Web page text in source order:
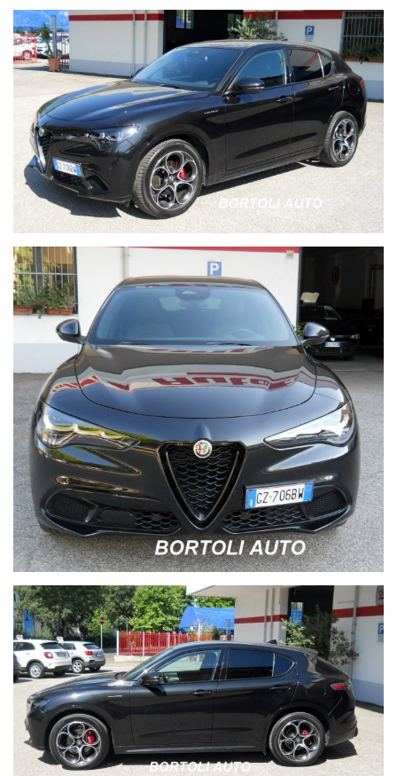
parcheggio anteriori e posteriori,avviso superamento corsia e
distanza, hands free,autoradio Dab,sedili posteriori
abbattibili,specchio interno elettrocromatico.
Prima della consegna verrà eseguito un tagliando completo di
meccanica.
Vettura ufficiale Alfa Romeo Italia.
Chilometraggio certificato.
Igienizzazione degli interni e lucidatura dell’esterno eseguita
dalla nostra carrozzeria.
Garanzia Alfa Romeo Italia fino a Marzo 2027, piu' 12 mesi,
estendibile fino a 5 anni.
Euro 6d-TEMP.
Possibilità di permuta.
Prezzo IVA compresa.
Finanziamenti personalizzati fino a 84 mesi e leasing per
aziende e ditte individuali.
Per maggiori informazioni e foto visiti il nostro sito
bortoliauto.it.
Le informazioni fornite degli accessori e foto sono
accurate,tuttavia potrebbero contenere delle imprecisioni
involontarie a causa della non uniformità dei dati pubblicati
dai diversi portali.
Pertanto la descrizione degli optional vettura presente in
questa pagina non ha valore contrattuale,ma solo informativo.